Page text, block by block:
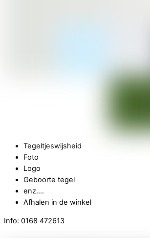
Tegeltjeswijsheid
Foto
Logo
Geboorte tegel
enz….
Afhalen in de winkel
Info: 0168 472613